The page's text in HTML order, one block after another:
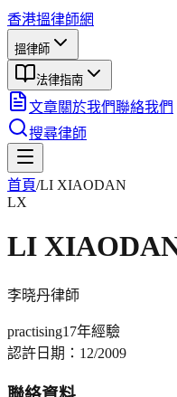
香港搵律師網
搵律師
法律指南
文章關於我們聯絡我們
搜尋律師
首頁/LI XIAODAN
LX
LI
李晓丹律師
practising17年經驗
認許日期： 12/2009